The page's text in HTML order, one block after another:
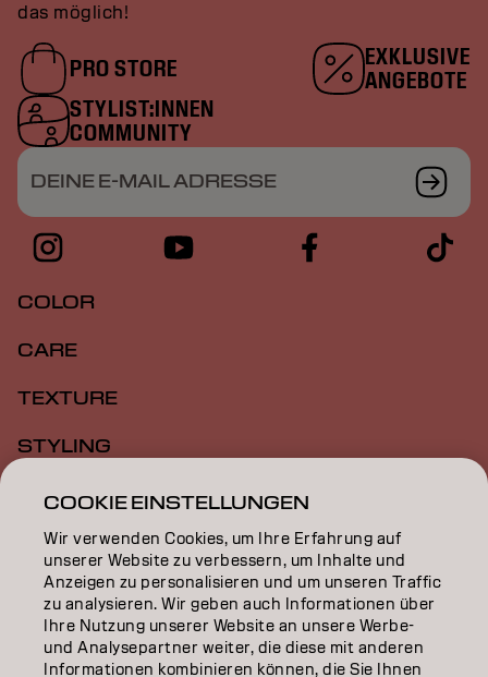
das möglich!
PRO STORE
EXKLUSIVE
ANGEBOTE
STYLIST:INNEN
COMMUNITY
DEINE E-MAIL ADRESSE
COLOR
CARE
TEXTURE
STYLING
INSPIRATION
EDUCATION
ÜBER
SALON FINDER
COOKIE EINSTELLUNGEN
Wir verwenden Cookies, um Ihre Erfahrung auf
unserer Website zu verbessern, um Inhalte und
Anzeigen zu personalisieren und um unseren Traffic
zu analysieren. Wir geben auch Informationen über
Ihre Nutzung unserer Website an unsere Werbe-
und Analysepartner weiter, die diese mit anderen
Informationen kombinieren können, die Sie Ihnen